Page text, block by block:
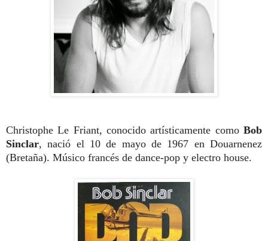
Christophe Le Friant, conocido artísticamente como Bob
Sinclar, nació el 10 de mayo de 1967 en Douarnenez
(Bretaña). Músico francés de dance-pop y electro house.